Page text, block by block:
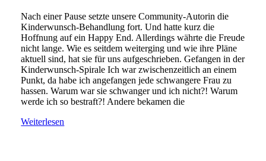
Nach einer Pause setzte unsere Community-Autorin die
Kinderwunsch-Behandlung fort. Und hatte kurz die
Hoffnung auf ein Happy End. Allerdings währte die Freude
nicht lange. Wie es seitdem weiterging und wie ihre Pläne
aktuell sind, hat sie für uns aufgeschrieben. Gefangen in der
Kinderwunsch-Spirale Ich war zwischenzeitlich an einem
Punkt, da habe ich angefangen jede schwangere Frau zu
hassen. Warum war sie schwanger und ich nicht?! Warum
werde ich so bestraft?! Andere bekamen die
Weiterlesen